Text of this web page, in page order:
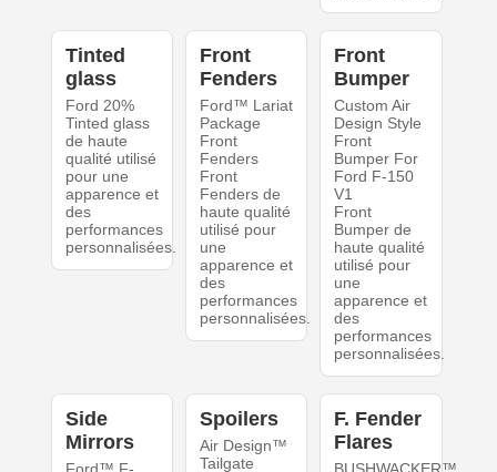
Tinted
glass
Ford 20%
Tinted glass
de haute
qualité utilisé
pour une
apparence et
des
performances
personnalisées.
Front
Fenders
Ford™ Lariat
Package
Front
Fenders
Front
Fenders de
haute qualité
utilisé pour
une
apparence et
des
performances
personnalisées.
Front
Bumper
Custom Air
Design Style
Front
Bumper For
Ford F-150
V1
Front
Bumper de
haute qualité
utilisé pour
une
apparence et
des
performances
personnalisées.
Side
Mirrors
Spoilers
Air Design™
Tailgate
F. Fender
Flares